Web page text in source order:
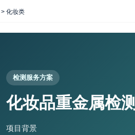
> 化妆类
检测服务方案
化妆品重金属检测
项目背景